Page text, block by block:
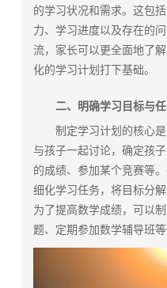
的学习状况和需求。这包
力、学习进度以及存在的
流，家长可以更全面地了
化的学习计划打下基础。
二、明确学习目标与任
制定学习计划的核心是
与孩子一起讨论，确定孩
的成绩、参加某个竞赛等
细化学习任务，将目标分
为了提高数学成绩，可以
题、定期参加数学辅导班等